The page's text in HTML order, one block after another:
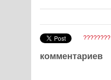
????????
комментариев